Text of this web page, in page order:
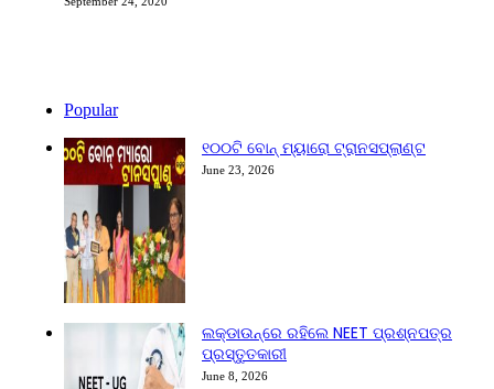
Popular
୧୦୦ଟି ବୋନ୍ ମ୍ୟାରୋ ଟ୍ରାନସପ୍ଲାଣ୍ଟ
June 23, 2026
ଲକ୍‌ଡାଉନ୍‌ରେ ରହିଲେ NEET ପ୍ରଶ୍ନପତ୍ର
ପ୍ରସ୍ତୁତକାରୀ
June 8, 2026